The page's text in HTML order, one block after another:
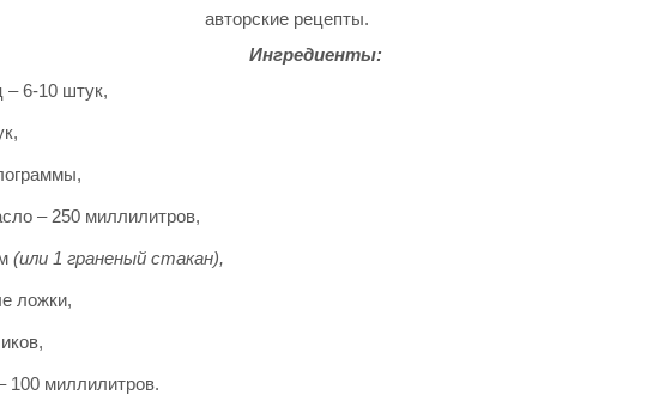
авторские рецепты.
Ингредиенты:
– 6-10 штук,
– 250 миллилитров,
(или 1 граненый стакан),
ложки,
100 миллилитров.